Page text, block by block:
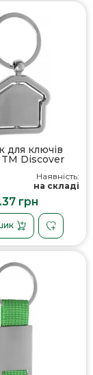
для ключів
TM Discover
Наявність:
на складі
грн